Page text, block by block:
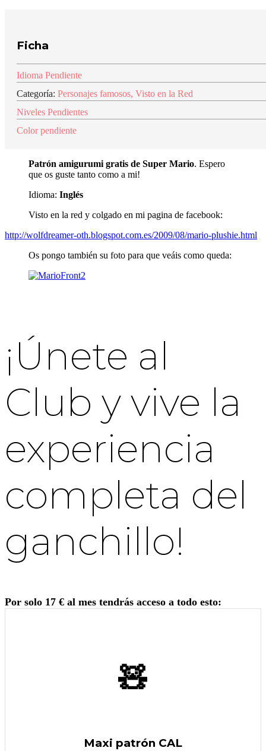
Ficha
Idioma Pendiente
Categoría: Personajes famosos, Visto en la Red
Niveles Pendientes
Color pendiente
Patrón amigurumi gratis de Super Mario. Espero
que os guste tanto como a mi!
Idioma: Inglés
Visto en la red y colgado en mi pagina de facebook:
http://wolfdreamer-oth.blogspot.com.es/2009/08/mario-plushie.html
Os pongo también su foto para que veáis como queda:
¡Únete al
Club y vive la
experiencia
completa del
ganchillo!
Por solo 17 € al mes tendrás acceso a todo esto:
🧸
Maxi patrón CAL